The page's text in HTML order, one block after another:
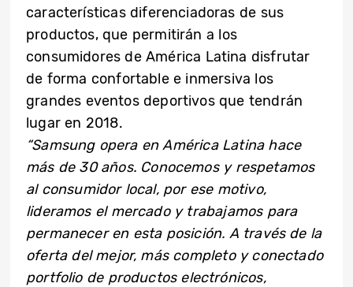
características diferenciadoras de sus
productos, que permitirán a los
consumidores de América Latina disfrutar
de forma confortable e inmersiva los
grandes eventos deportivos que tendrán
lugar en 2018.
“Samsung opera en América Latina hace
más de 30 años. Conocemos y respetamos
al consumidor local, por ese motivo,
lideramos el mercado y trabajamos para
permanecer en esta posición. A través de la
oferta del mejor, más completo y conectado
portfolio de productos electrónicos,